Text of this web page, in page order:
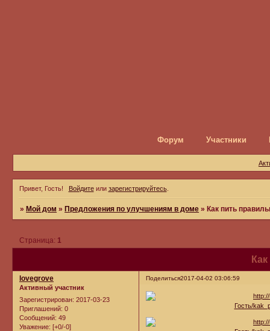
Форум Участники
Привет, Гость! Войдитеили зарегистрируйтесь.
» Мой дом » Предложения по улучшениям в доме » Как пить
Страница: 1
Поделиться2017-04-02 03:06:59
lovegrove
Активный участник
Зарегистрирован: 2017-03-23
Приглашений: 0
Сообщений: 49
Уважение: [+0/-0]